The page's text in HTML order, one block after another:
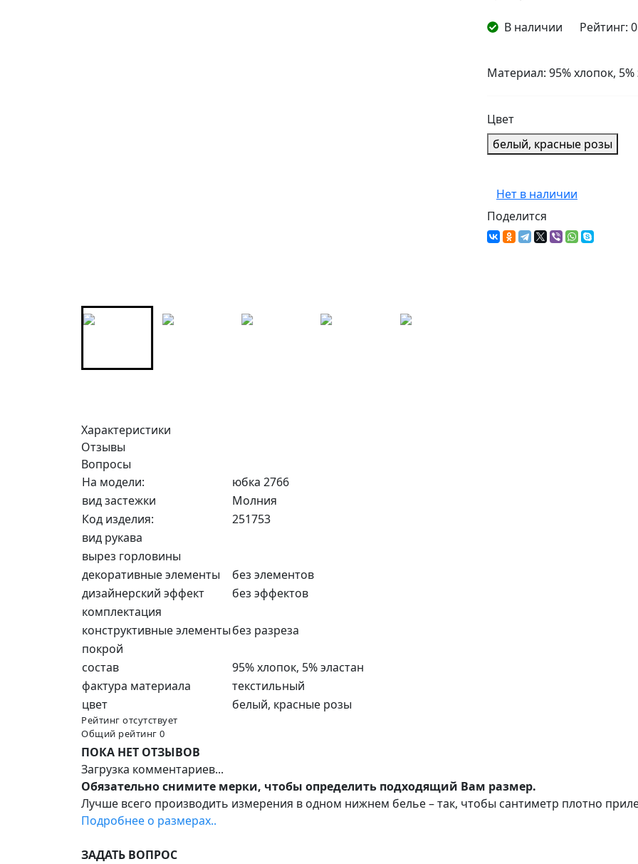
В наличии Рейтинг: 0
Материал: 95% хлопок, 5%
Цвет
белый, красные розы
Нет в наличии
Поделится
Характеристики
Отзывы
Вопросы
На модели:
юбка 2766
вид застежки
Молния
Код изделия:
251753
вид рукава
вырез горловины
декоративные элементы
без элементов
дизайнерский эффект
без эффектов
комплектация
конструктивные элементыбез разреза
покрой
состав
95% хлопок, 5% эластан
фактура материала
текстильный
цвет
белый, красные розы
Рейтинг отсутствует
Общий рейтинг 0
ПОКА НЕТ ОТЗЫВОВ
Загрузка комментариев...
Обязательно снимите мерки, чтобы определить подходящий Вам размер.
Лучше всего производить измерения в одном нижнем белье – так, чтобы сантиметр плотно
Подробнее о размерах..
ЗАДАТЬ ВОПРОС